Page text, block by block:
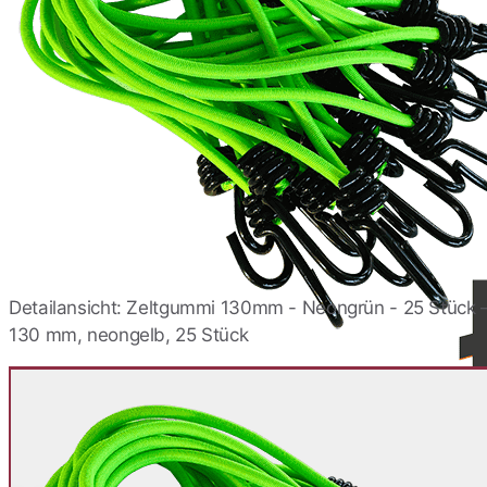
Expanderschlingen
130mm Weiß Spiralhaken
1,20 €
Expander mit Spiralhaken
130mm Königsblau
Spannschlaufe 130mm -
Neonorange - Spiralhaken
130mm - Neongelb
Spanngummi
Edelstahlspiralhaken
Detailansicht: Zeltgummi 130mm - Neongrün - 25 Stück
130 mm, neongelb, 25 Stück